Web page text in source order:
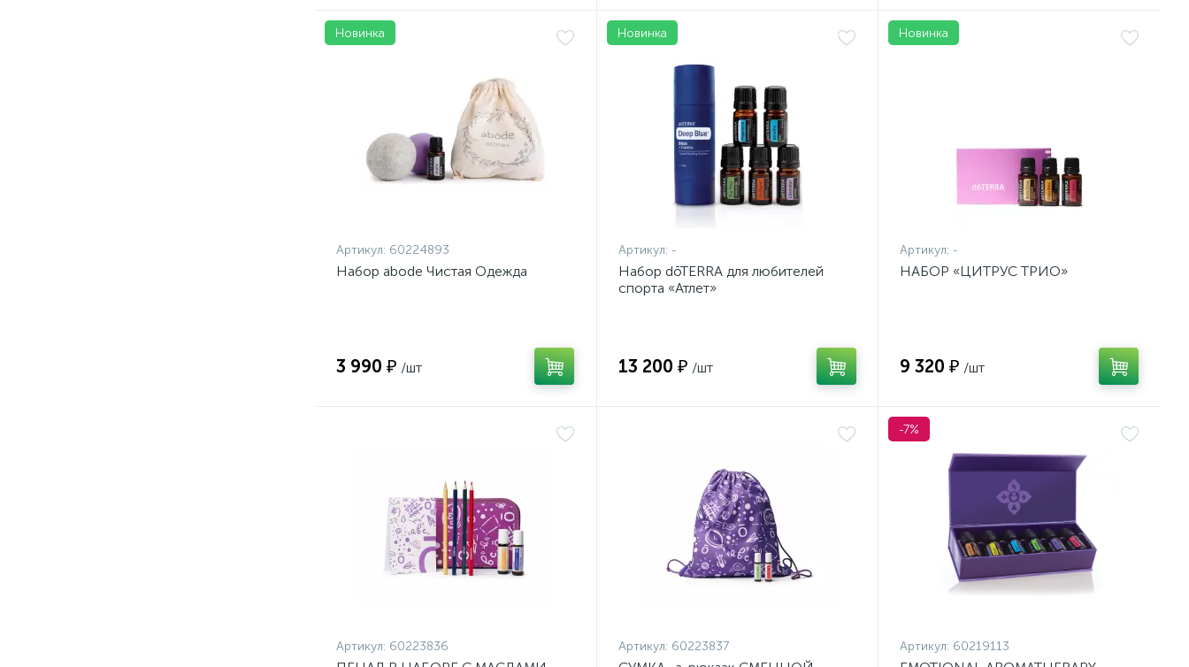
Новинка
Артикул: 60224893
Набор abode Чистая Одежда
3 990 ₽ /шт
Новинка
Артикул: -
Набор dōTERRA для любителей
спорта «Атлет»
13 200 ₽ /шт
Новинка
Артикул: -
НАБОР «ЦИТРУС ТРИО»
9 320 ₽ /шт
Артикул: 60223836 Артикул: 60223837
-7%
Артикул: 60219113